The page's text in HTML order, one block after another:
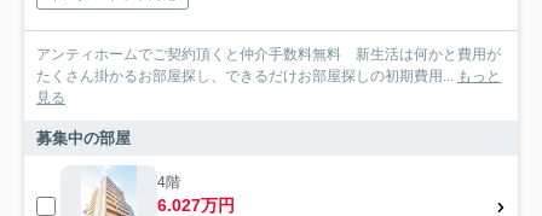
アンティホームでご契約頂くと仲介手数料無料 新生活は何かと費用が
たくさん掛かるお部屋探し、できるだけお部屋探しの初期費用... もっと
見る
募集中の部屋
4階
6.027万円